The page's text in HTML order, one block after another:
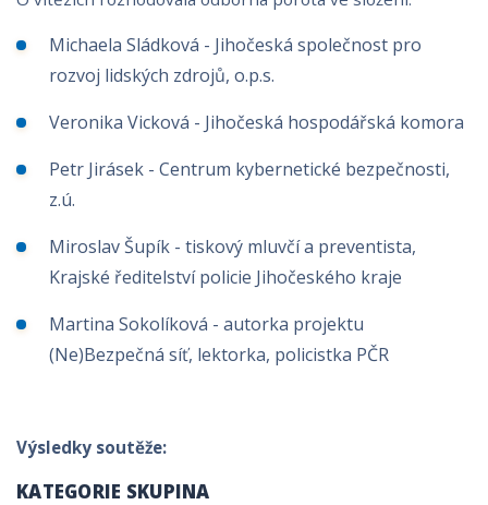
Michaela Sládková - Jihočeská společnost pro
rozvoj lidských zdrojů, o.p.s.
Veronika Vicková - Jihočeská hospodářská komora
Petr Jirásek - Centrum kybernetické bezpečnosti,
z.ú.
Miroslav Šupík - tiskový mluvčí a preventista,
Krajské ředitelství policie Jihočeského kraje
Martina Sokolíková - autorka projektu
(Ne)Bezpečná síť, lektorka, policistka PČR
Výsledky soutěže:
KATEGORIE SKUPINA